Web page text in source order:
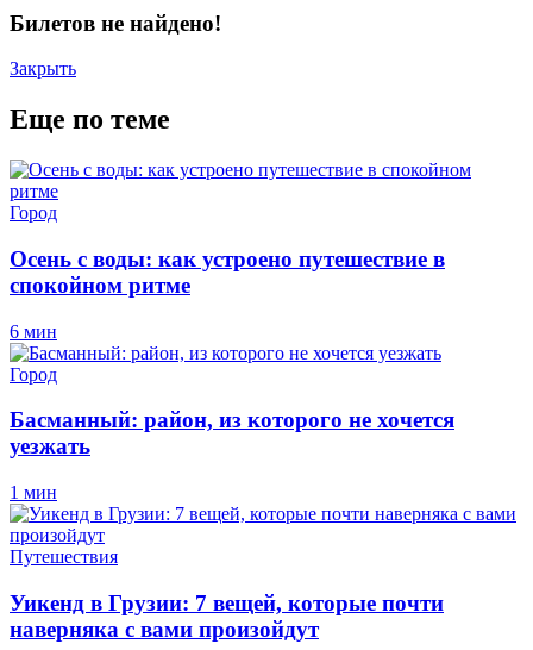
Билетов не найдено!
Закрыть
Еще по теме
Город
Осень с воды: как устроено путешествие в
спокойном ритме
6 мин
Город
Басманный: район, из которого не хочется
уезжать
1 мин
Путешествия
Уикенд в Грузии: 7 вещей, которые почти
наверняка с вами произойдут